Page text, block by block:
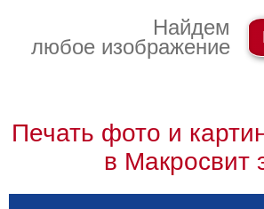
Найдем
любое изображение
Печать фото и
в Макросвит